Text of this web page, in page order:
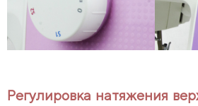
Регулировка натяжения